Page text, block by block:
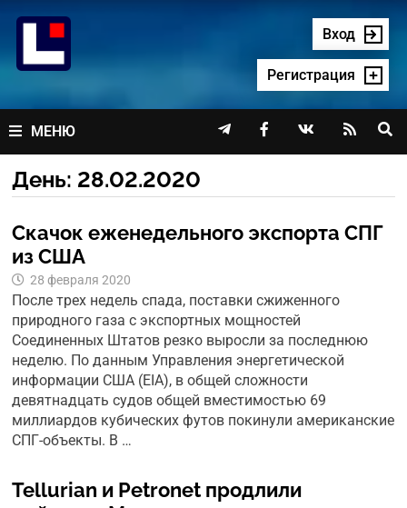
содержимому
Вход
Регистрация
МЕНЮ    
День: 28.02.2020
Скачок еженедельного экспорта СПГ
из США
28 февраля 2020
После трех недель спада, поставки сжиженного
природного газа с экспортных мощностей
Соединенных Штатов резко выросли за последнюю
неделю. По данным Управления энергетической
информации США (EIA), в общей сложности
девятнадцать судов общей вместимостью 69
миллиардов кубических футов покинули американские
СПГ-объекты. В …
Tellurian и Petronet продлили